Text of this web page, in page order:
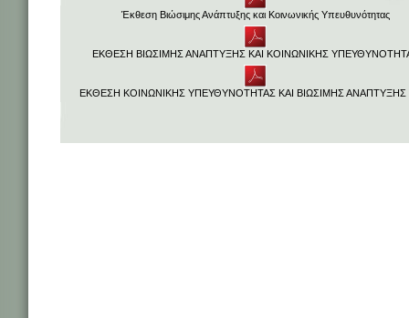
Έκθεση Βιώσιμης Ανάπτυξης και Κοινωνικής Υπευθυνότητας
ΕΚΘΕΣΗ ΒΙΩΣΙΜΗΣ ΑΝΑΠΤΥΞΗΣ ΚΑΙ ΚΟΙΝΩΝΙΚΗΣ
EΚΘΕΣΗ ΚΟΙΝΩΝΙΚΗΣ ΥΠΕΥΘΥΝΟΤΗΤΑΣ KAI ΒΙΩΣΙΜΗΣ ΑΝΑΠΤΥΞΗΣ